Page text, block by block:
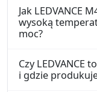
Jak LEDVANCE
wysoką
moc?
Czy LEDVANCE
i gdzie